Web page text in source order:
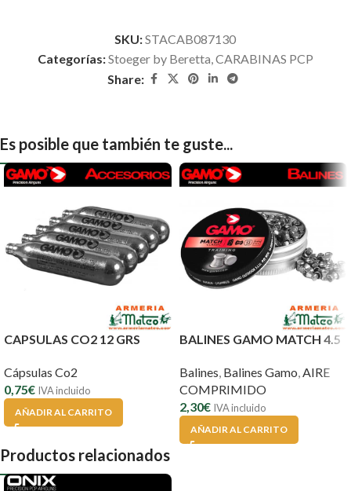
SKU:STACAB087130
Categorías:Stoeger by Beretta CARABINAS PCP
Share:
Es posible que también te guste...
CAPSULAS CO2 12 GRS
Cápsulas Co2
0,75€ IVA incluido
AÑADIR AL CARRITO
BALINES GAMO MATCH 4.5
Balines Balines Gamo AIRE
COMPRIMIDO
2,30€ IVA incluido
AÑADIR AL CARRITO
Productos relacionados